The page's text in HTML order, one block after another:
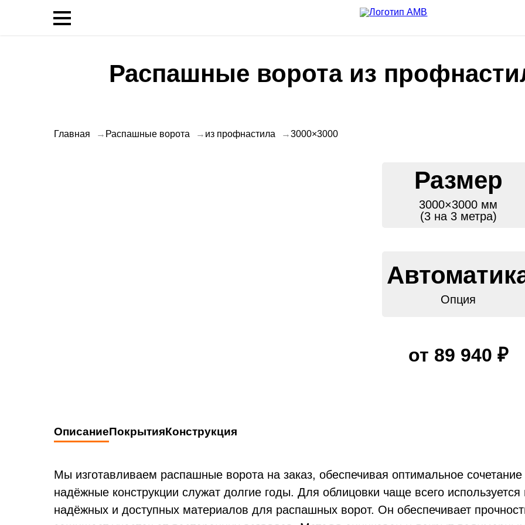
Распашные ворота из
Главная Распашные ворота из профнастила 3000×3000
Размер
3000×3000 мм
(3 на 3 метра)
Опция
от 89 940 ₽
ОписаниеПокрытияКонструкция
Мы изготавливаем распашные ворота на заказ, обеспечивая оптимальное
надёжные конструкции служат долгие годы. Для облицовки чаще всего
надёжных и доступных материалов для распашных ворот. Он обеспечивает
для распашных ворот из
распашных ворот АМВ